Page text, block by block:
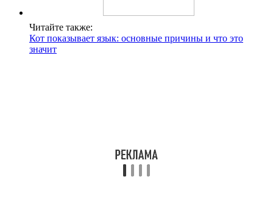
Читайте также:
Кот показывает язык: основные причины и что это
значит